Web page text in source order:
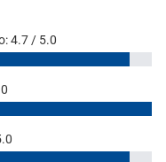
4.7 / 5.0